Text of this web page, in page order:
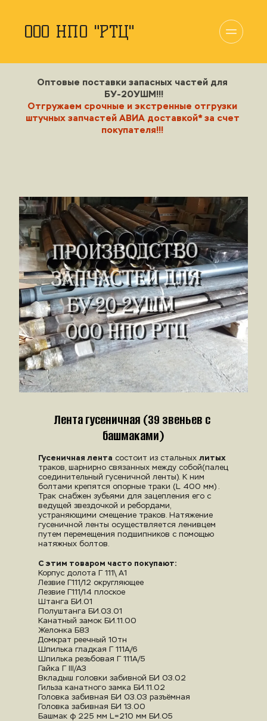
ООО НПО "РТЦ"
Оптовые поставки запасных частей для
БУ-20УШМ!!!
Отгружаем срочные и экстренные отгрузки
штучных запчастей АВИА доставкой* за счет
покупателя!!!
Лента гусеничная (39 звеньев с
башмаками)
Гусеничная лента состоит из стальных литых
траков, шарнирно связанных между собой(палец
соединительный гусеничной ленты). К ним
болтами крепятся опорные траки (L 400 мм) .
Трак снабжен зубьями для зацепления его с
ведущей звездочкой и ребордами,
устраняющими смещ­ение траков. Натяжение
гусеничной ленты осуществляется ленивцем
путем перемещения подшипников с помощью
натяжных болтов.
С этим товаром часто покупают:
Корпус долота Г 111\ А1
Лезвие Г111/12 округляющее
Лезвие Г111/14 плоское
Штанга БИ.01
Полуштанга БИ.03.01
Канатный замок БИ.11.00
Желонка Б8З
Домкрат реечный 10тн
Шпилька гладкая Г 111А/6
Шпилька резьбовая Г 111А/5
Гайка Г III/А3
Вкладыш головки забивной БИ 03.02
Гильза канатного замка БИ.11.02
Головка забивная БИ 03.03 разъёмная
Головка забивная БИ 13.00
Башмак ф 225 мм L=210 мм БИ.О5